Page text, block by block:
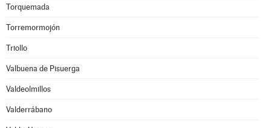
Torquemada
Torremormojón
Triollo
Valbuena de Pisuerga
Valdeolmillos
Valderrábano